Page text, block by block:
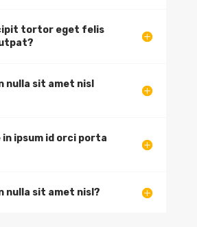
tortor eget felis
nulla sit amet nisl
in ipsum id orci porta
nulla sit amet nisl?